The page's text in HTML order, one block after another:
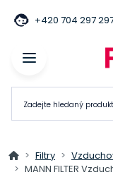
+420 704 297
Filtry
MANN FILTER